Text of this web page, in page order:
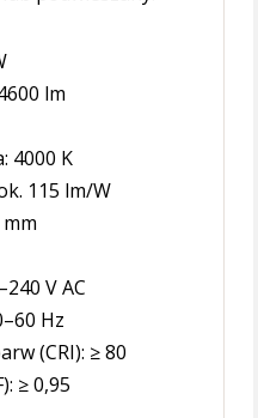
lm
4000 K
115 lm/W
V AC
Hz
(CRI): ≥ 80
≥ 0,95